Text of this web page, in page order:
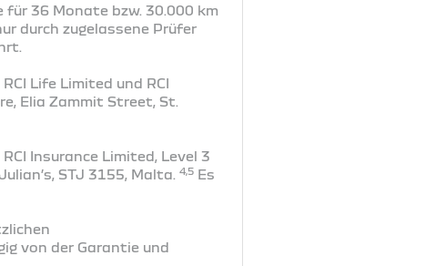
36 Monate bzw. 30.000 km
durch zugelassene Prüfer
Life Limited und RCI
Elia Zammit Street, St.
Insurance Limited, Level 3
STJ 3155, Malta.4,5 Es
von der Garantie und